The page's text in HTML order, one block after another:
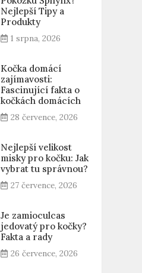
Nejlepší Tipy a
Produkty
1 srpna, 2026
Kočka domácí
zajímavosti:
Fascinující fakta o
kočkách domácích
28 července, 2026
Nejlepší velikost
misky pro kočku: Jak
vybrat tu správnou?
27 července, 2026
Je zamioculcas
jedovatý pro kočky?
Fakta a rady
26 července, 2026